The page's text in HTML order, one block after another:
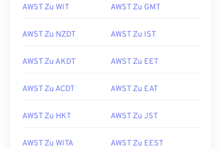
AWST Zu WIT AWST Zu GMT
AWST Zu NZDT AWST Zu IST
AWST Zu AKDT AWST Zu EET
AWST Zu ACDT AWST Zu EAT
AWST Zu HKT AWST Zu JST
AWST Zu WITA AWST Zu EEST